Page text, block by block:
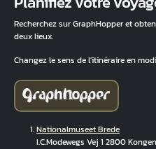
Recherchez sur GraphHopper et
deux lieux.
Changez le sens de l'itinéraire en
Nationalmuseet Brede
I.C.Modewegs Vej 1 2800